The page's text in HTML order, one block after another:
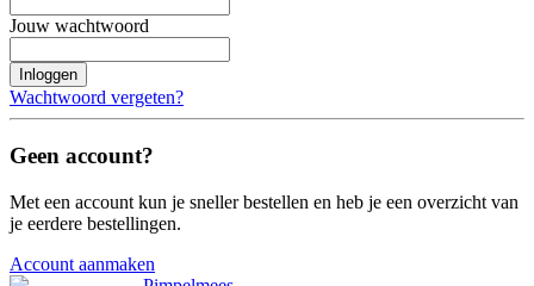
Jouw wachtwoord
Inloggen
Wachtwoord vergeten?
Geen account?
Met een account kun je sneller bestellen en heb je een overzicht van
je eerdere bestellingen.
Account aanmaken